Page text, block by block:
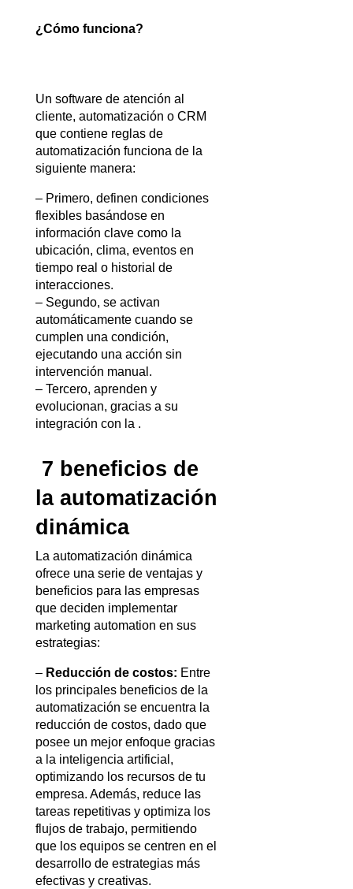
¿Cómo funciona?
Un software de atención al
cliente, automatización o CRM
que contiene reglas de
automatización funciona de la
siguiente manera:
– Primero, definen condiciones
flexibles basándose en
información clave como la
ubicación, clima, eventos en
tiempo real o historial de
interacciones.
– Segundo, se activan
automáticamente cuando se
cumplen una condición,
ejecutando una acción sin
intervención manual.
– Tercero, aprenden y
evolucionan, gracias a su
integración con la .
7 beneficios de
la automatización
dinámica
La automatización dinámica
ofrece una serie de ventajas y
beneficios para las empresas
que deciden implementar
marketing automation en sus
estrategias:
– Reducción de costos: Entre
los principales beneficios de la
automatización se encuentra la
reducción de costos, dado que
posee un mejor enfoque gracias
a la inteligencia artificial,
optimizando los recursos de tu
empresa. Además, reduce las
tareas repetitivas y optimiza los
flujos de trabajo, permitiendo
que los equipos se centren en el
desarrollo de estrategias más
efectivas y creativas.